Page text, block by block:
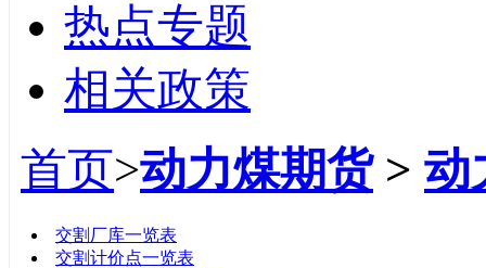
热点专题
相关政策
首页>动力煤期货> 动
交割厂库一览表
交割计价点一览表